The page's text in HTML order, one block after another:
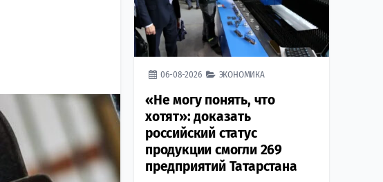
06-08-2026 ЭКОНОМИКА
«Не могу понять, что
хотят»: доказать
российский статус
продукции смогли 269
предприятий Татарстана